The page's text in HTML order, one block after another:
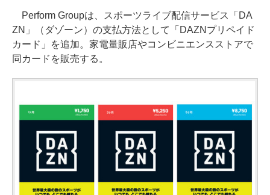
Perform Groupは、スポーツライブ配信サービス「DA
ZN」（ダゾーン）の支払方法として「DAZNプリペイド
カード」を追加。家電量販店やコンビニエンスストアで
同カードを販売する。